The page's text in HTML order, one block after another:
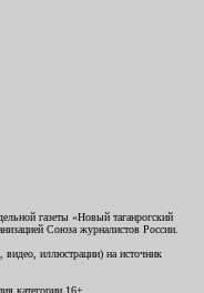
газеты «Новый таганрогский
Союза журналистов России.
видео, иллюстрации) на источник
категории 16+